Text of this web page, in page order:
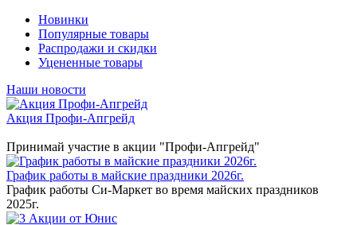
Новинки
Популярные товары
Распродажи и скидки
Уцененные товары
Наши новости
Акция Профи-Апгрейд
Принимай участие в акции "Профи-Апгрейд"
График работы в майские праздники 2026г.
График работы Си-Маркет во время майских праздников
2025г.